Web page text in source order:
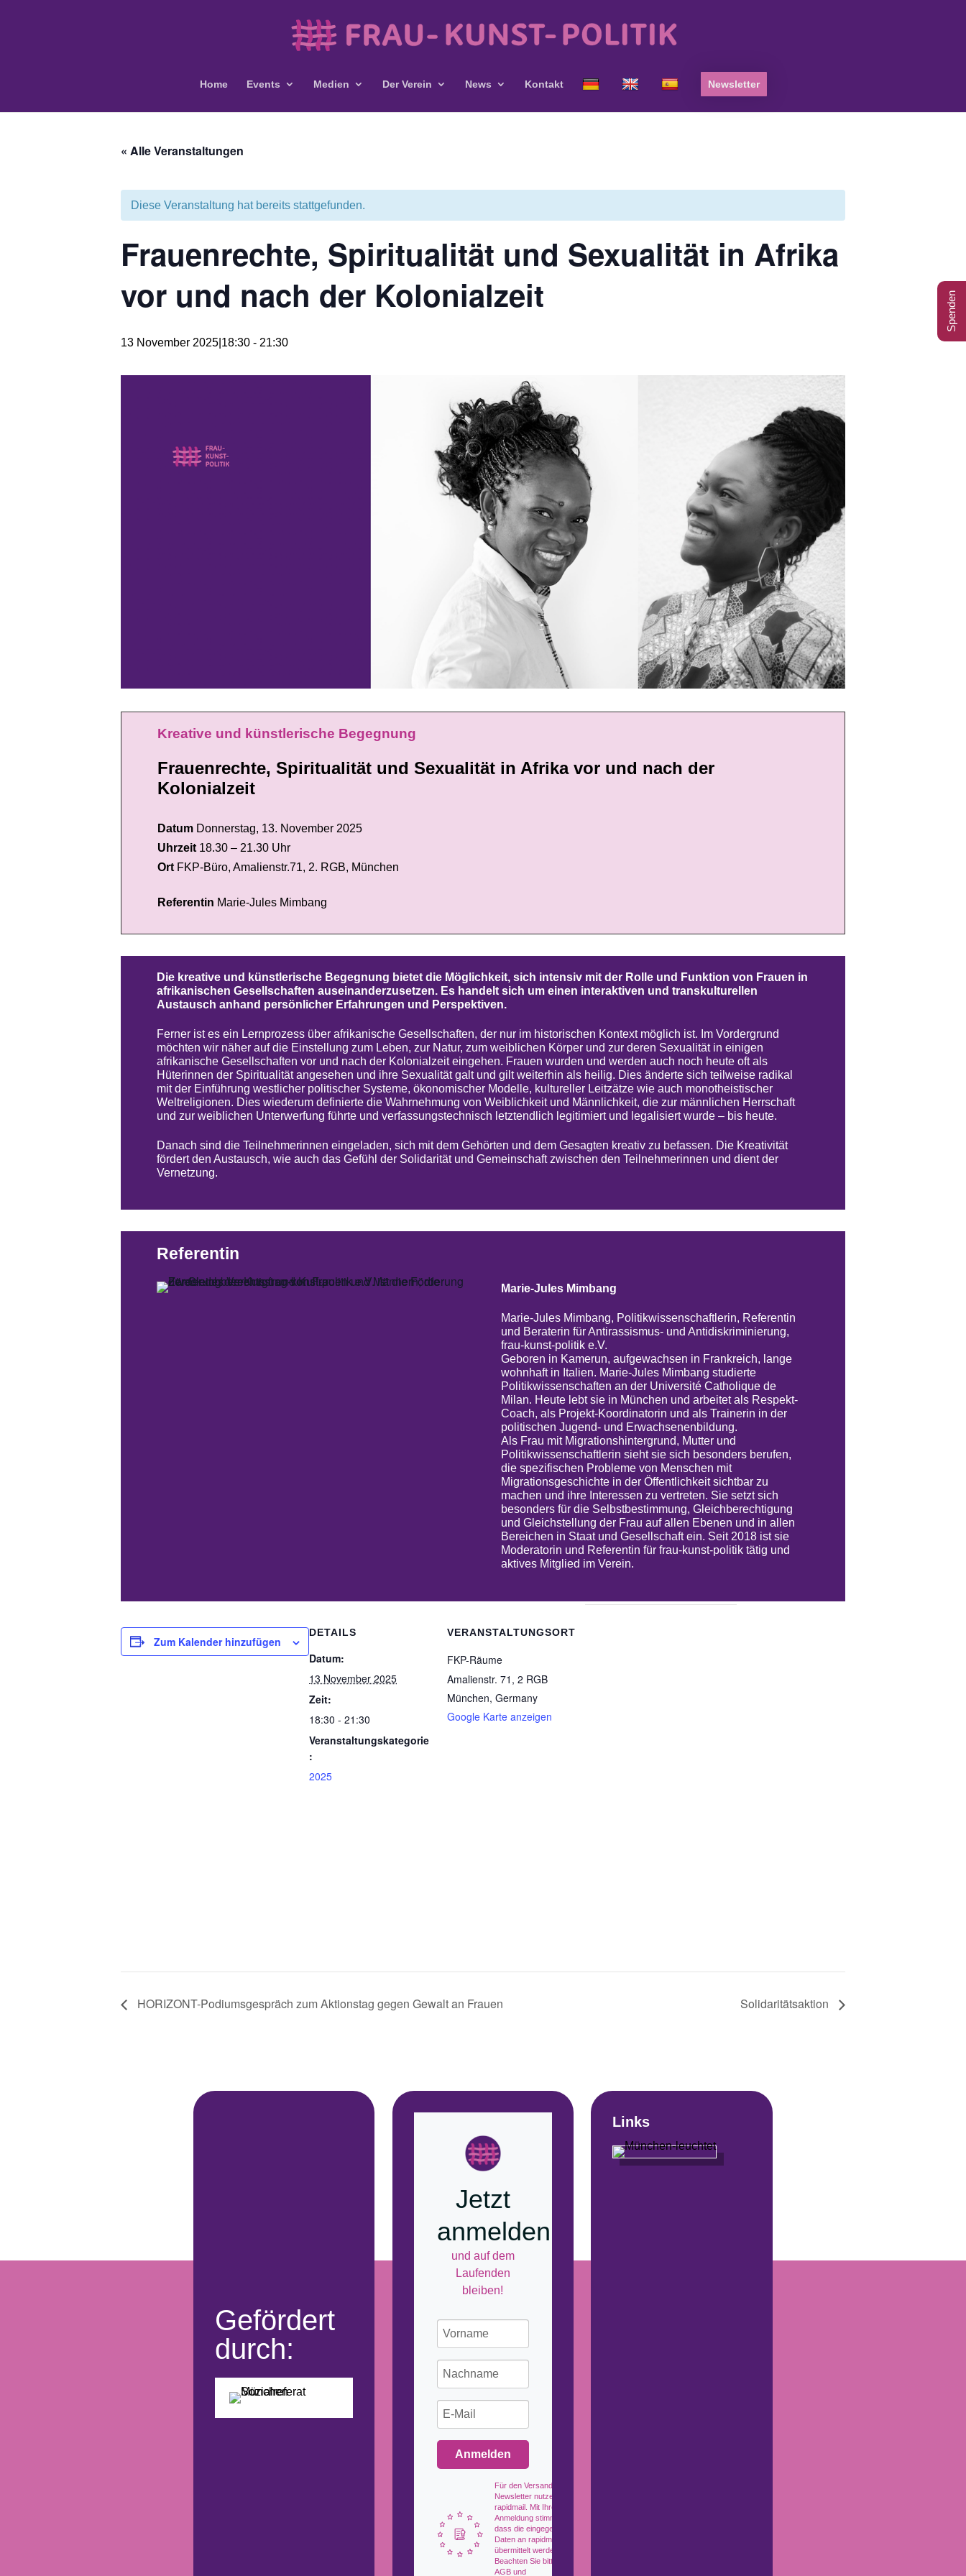
Home Events Medien Der Verein News Kontakt Newsletter
« Alle Veranstaltungen
Diese Veranstaltung hat bereits stattgefunden.
Frauenrechte, Spiritualität und Sexualität in Afrika
vor und nach der Kolonialzeit
13 November 2025|18:30 - 21:30
Kreative und künstlerische Begegnung
Frauenrechte, Spiritualität und Sexualität in Afrika vor und nach der
Kolonialzeit
Datum Donnerstag, 13. November 2025
Uhrzeit 18.30 – 21.30 Uhr
Ort FKP-Büro, Amalienstr.71, 2. RGB, München
Referentin Marie-Jules Mimbang
Die kreative und künstlerische Begegnung bietet die Möglichkeit, sich intensiv mit der Rolle und Funktion von Frauen in
afrikanischen Gesellschaften auseinanderzusetzen. Es handelt sich um einen interaktiven und transkulturellen
Austausch anhand persönlicher Erfahrungen und Perspektiven.
Ferner ist es ein Lernprozess über afrikanische Gesellschaften, der nur im historischen Kontext möglich ist. Im Vordergrund
möchten wir näher auf die Einstellung zum Leben, zur Natur, zum weiblichen Körper und zur deren Sexualität in einigen
afrikanische Gesellschaften vor und nach der Kolonialzeit eingehen. Frauen wurden und werden auch noch heute oft als
Hüterinnen der Spiritualität angesehen und ihre Sexualität galt und gilt weiterhin als heilig. Dies änderte sich teilweise radikal
mit der Einführung westlicher politischer Systeme, ökonomischer Modelle, kultureller Leitzätze wie auch monotheistischer
Weltreligionen. Dies wiederum definierte die Wahrnehmung von Weiblichkeit und Männlichkeit, die zur männlichen Herrschaft
und zur weiblichen Unterwerfung führte und verfassungstechnisch letztendlich legitimiert und legalisiert wurde – bis heute.
Danach sind die Teilnehmerinnen eingeladen, sich mit dem Gehörten und dem Gesagten kreativ zu befassen. Die Kreativität
fördert den Austausch, wie auch das Gefühl der Solidarität und Gemeinschaft zwischen den Teilnehmerinnen und dient der
Vernetzung.
Referentin
Marie-Jules Mimbang
Marie-Jules Mimbang, Politikwissenschaftlerin, Referentin
und Beraterin für Antirassismus- und Antidiskriminierung,
frau-kunst-politik e.V.
Geboren in Kamerun, aufgewachsen in Frankreich, lange
wohnhaft in Italien. Marie-Jules Mimbang studierte
Politikwissenschaften an der Université Catholique de
Milan. Heute lebt sie in München und arbeitet als Respekt-
Coach, als Projekt-Koordinatorin und als Trainerin in der
politischen Jugend- und Erwachsenenbildung.
Als Frau mit Migrationshintergrund, Mutter und
Politikwissenschaftlerin sieht sie sich besonders berufen,
die spezifischen Probleme von Menschen mit
Migrationsgeschichte in der Öffentlichkeit sichtbar zu
machen und ihre Interessen zu vertreten. Sie setzt sich
besonders für die Selbstbestimmung, Gleichberechtigung
und Gleichstellung der Frau auf allen Ebenen und in allen
Bereichen in Staat und Gesellschaft ein. Seit 2018 ist sie
Moderatorin und Referentin für frau-kunst-politik tätig und
aktives Mitglied im Verein.
Zum Kalender hinzufügen
DETAILS
Datum:
13 November 2025
Zeit:
18:30 - 21:30
Veranstaltungskategorie
:
2025
VERANSTALTUNGSORT
FKP-Räume
Amalienstr. 71, 2 RGB
München, Germany
Google Karte anzeigen
HORIZONT-Podiumsgespräch zum Aktionstag gegen Gewalt an Frauen Solidaritätsaktion
Gefördert
durch:
Jetzt
anmelden
und auf dem
Laufenden
bleiben!
Anmelden
Für den Versand unserer
Newsletter nutzen wir
rapidmail. Mit Ihrer
Anmeldung stimmen Sie zu,
dass die eingegebenen
Daten an rapidmail
übermittelt werden.
Beachten Sie bitte auch die
AGB und
Links
Spenden